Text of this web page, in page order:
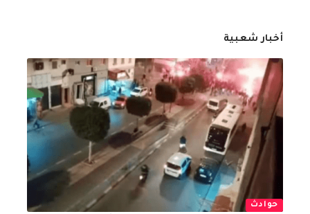
أخبار شعبية
حوادث